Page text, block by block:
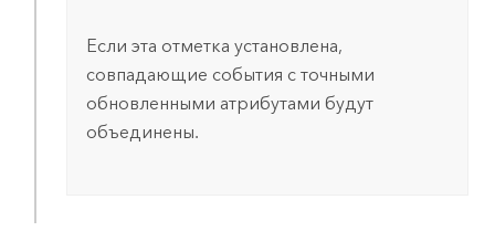
Если эта отметка установлена,
совпадающие события с точными
обновленными атрибутами будут
объединены.